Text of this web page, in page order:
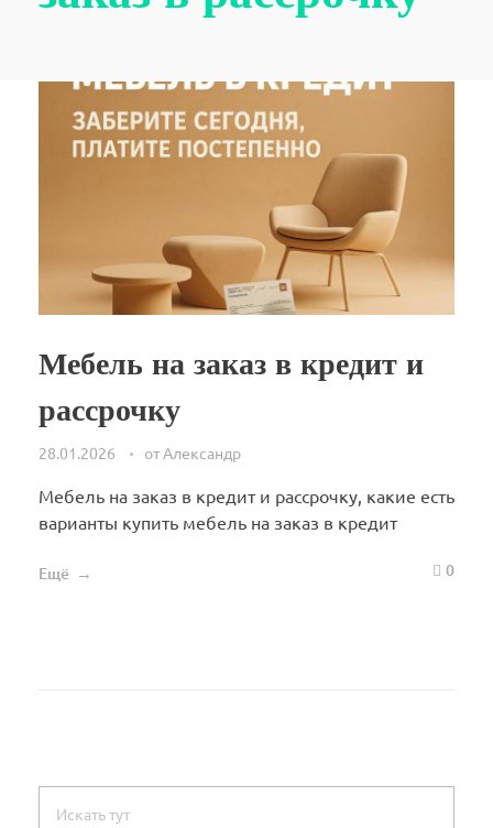
Мебель на заказ в кредит и
рассрочку
28.01.2026 отАлександр
Мебель на заказ в кредит и рассрочку, какие есть
варианты купить мебель на заказ в кредит
Ещё 0